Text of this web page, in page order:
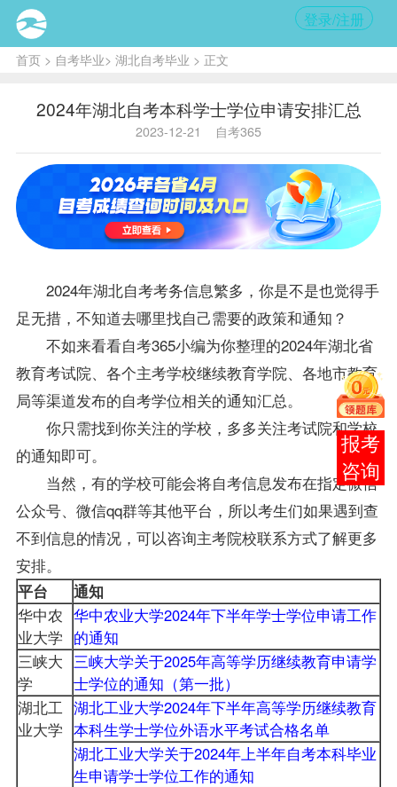
登录/注册
首页> 自考毕业> 湖北自考毕业 > 正文
2024年湖北自考本科学士学位申请安排汇总
2023-12-21 自考365
2024年湖北自考考务信息繁多，你是不是也觉得手
足无措，不知道去哪里找自己需要的政策和通知？
不如来看看自考365小编为你整理的2024年湖北省
教育考试院、各个主考学校继续教育学院、各地市教育
局等渠道发布的自考学位相关的通知汇总。
你只需找到你关注的学校，多多关注考试院和学校
的通知即可。
当然，有的学校可能会将自考信息发布在指定微信
公众号、微信qq群等其他平台，所以考生们如果遇到查
不到信息的情况，可以咨询主考院校联系方式了解更多
安排。
平台
通知
华中农
业大学
华中农业大学2024年下半年学士学位申请工作
的通知
三峡大
学
三峡大学关于2025年高等学历继续教育申请学
士学位的通知（第一批）
湖北工
业大学
湖北工业大学2024年下半年高等学历继续教育
本科生学士学位外语水平考试合格名单
湖北工业大学关于2024年上半年自考本科毕业
生申请学士学位工作的通知
在线
客服